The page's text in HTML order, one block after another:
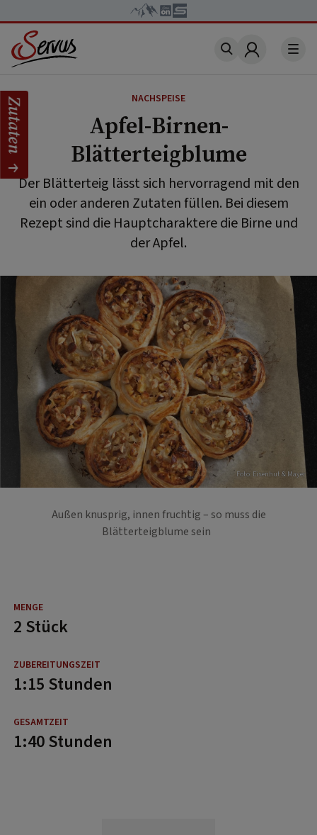
Account
NACHSPEISE
Apfel-Birnen-
Blätterteigblume
Der Blätterteig lässt sich hervorragend mit den
ein oder anderen Zutaten füllen. Bei diesem
Rezept sind die Hauptcharaktere die Birne und
der Apfel.
Foto: Eisenhut & Mayer
Außen knusprig, innen fruchtig – so muss die
Blätterteigblume sein
2 Stück
1:15 Stunden
1:40 Stunden
Zutaten